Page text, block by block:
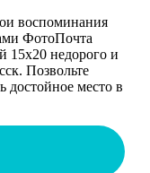
воспоминания
ФотоПочта
15х20 недорого и
Позвольте
место в